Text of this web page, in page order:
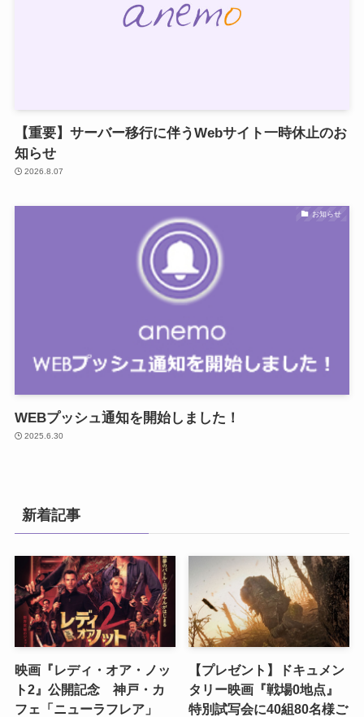
【重要】サーバー移行に伴うWebサイト一時休止のお
知らせ
2026.8.07
お知らせ
WEBプッシュ通知を開始しました！
2025.6.30
新着記事
映画『レディ・オア・ノッ
ト2』公開記念 神戸・カ
フェ「ニューラフレア」
【プレゼント】ドキュメン
タリー映画『戦場0地点』
特別試写会に40組80名様ご